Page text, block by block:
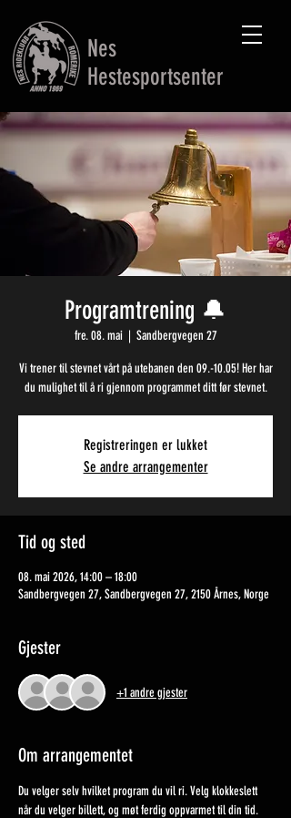
Nes
Hestesportsenter
Programtrening 🔔
fre. 08. mai
  |
Sandbergvegen 27
Vi trener til stevnet vårt på utebanen den 09.-10.05! Her har
du mulighet til å ri gjennom programmet ditt før stevnet.
Registreringen er lukket
Se andre arrangementer
Tid og sted
08. mai 2026, 14:00 – 18:00
Sandbergvegen 27, Sandbergvegen 27, 2150 Årnes, Norge
Gjester
+1 andre gjester
Om arrangementet
Du velger selv hvilket program du vil ri. Velg klokkeslett
når du velger billett, og møt ferdig oppvarmet til din tid.